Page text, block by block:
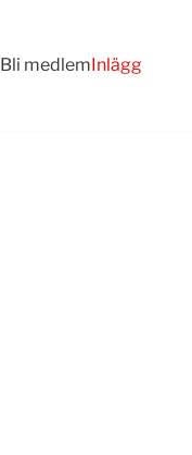
Bli medlemInlägg